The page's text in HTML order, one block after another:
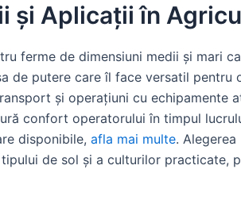
și Aplicații în
ferme de dimensiuni medii și mari
de putere care îl face versatil
și operațiuni cu echipamente
confort operatorului în timpul
disponibile, afla mai multe.
de sol și a culturilor practicate,